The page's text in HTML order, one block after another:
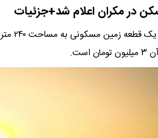
در مکران اعلام شد+جزئیات